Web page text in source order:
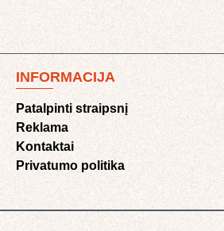
INFORMACIJA
Patalpinti straipsnį
Reklama
Kontaktai
Privatumo politika